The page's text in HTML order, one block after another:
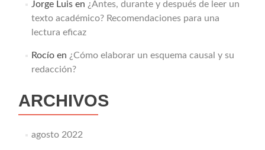
Jorge Luisen ¿Antes, durante y después de leer un
texto académico? Recomendaciones para una
lectura eficaz
Rocíoen ¿Cómo elaborar un esquema causal y su
redacción?
ARCHIVOS
agosto 2022